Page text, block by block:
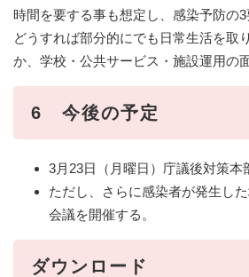
時間を要する事も想定し、感染予防の3
どうすれば部分的にでも日常生活を取
か、学校・公共サービス・施設運用の
6 今後の予定
3月23日（月曜日）庁議後対策本
ただし、さらに感染者が発生し
会議を開催する。
ダウンロード